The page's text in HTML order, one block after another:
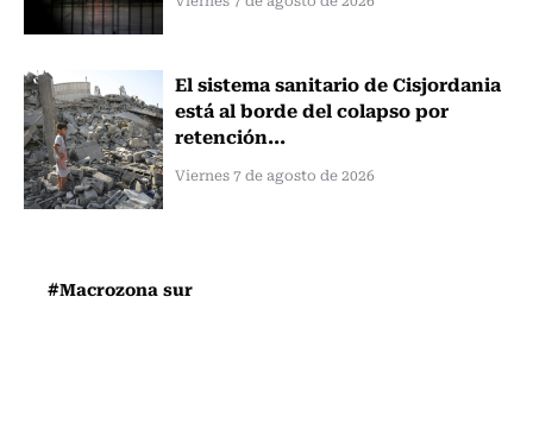
El sistema sanitario de Cisjordania
está al borde del colapso por
retención...
Viernes 7 de agosto de 2026
#Macrozona sur